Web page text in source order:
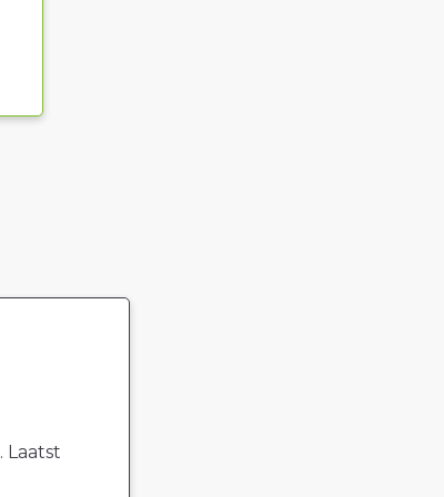
. Laatst